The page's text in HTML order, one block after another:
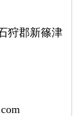
狩郡新篠津